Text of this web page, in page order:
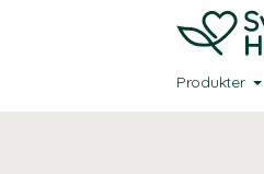
Produkter